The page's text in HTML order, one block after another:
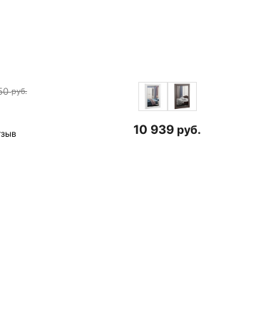
руб.
10 939 руб.